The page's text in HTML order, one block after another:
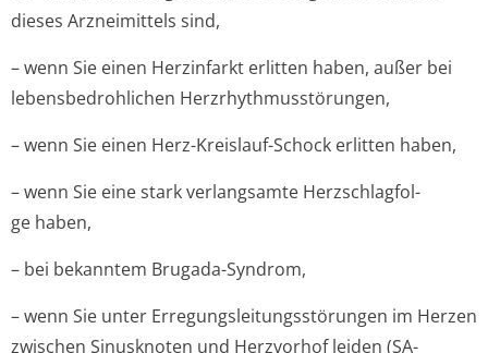
dieses Arzneimittels sind,
– wenn Sie einen Herzinfarkt erlitten haben, außer bei
lebensbedrohlichen Herzrhythmusstörun­gen,
– wenn Sie einen Herz-Kreislauf-Schock erlitten haben,
– wenn Sie eine stark verlangsamte Herzschlagfol­
ge haben,
– bei bekanntem Brugada-Syndrom,
– wenn Sie unter Erregungsleitun­gsstörungen im Herzen
zwischen Sinusknoten und Herzvorhof leiden (SA-